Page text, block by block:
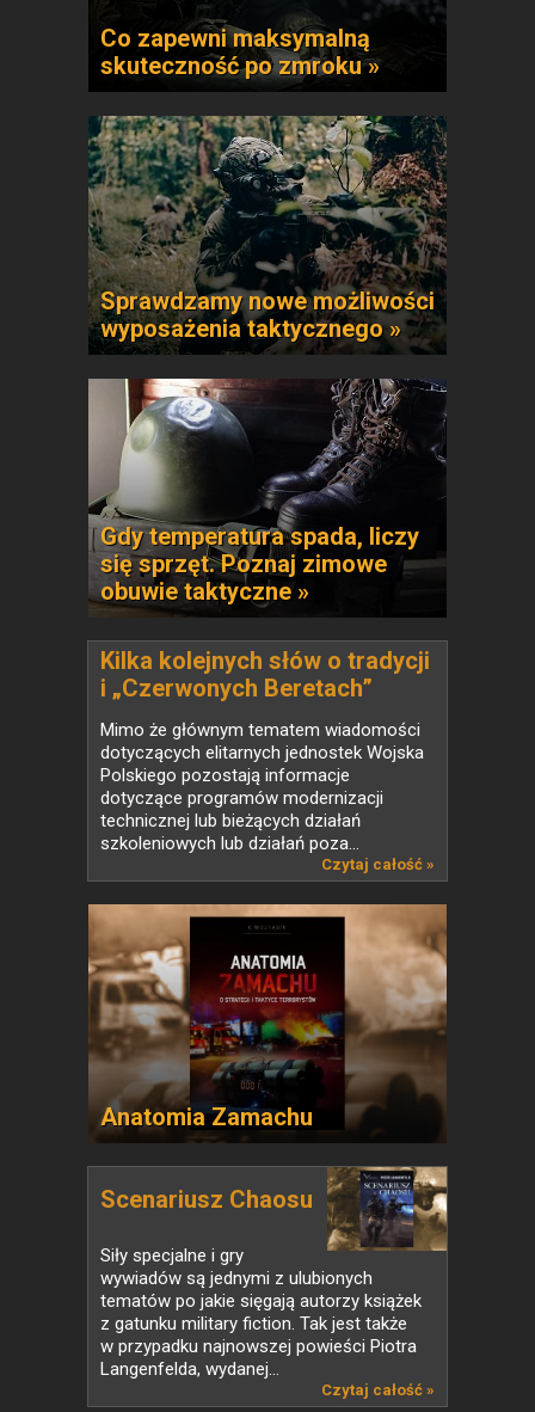
Co zapewni maksymalną
skuteczność po zmroku »
Sprawdzamy nowe możliwości
wyposażenia taktycznego »
Gdy temperatura spada, liczy
się sprzęt. Poznaj zimowe
obuwie taktyczne »
Kilka kolejnych słów o tradycji
i „Czerwonych Beretach”
Mimo że głównym tematem wiadomości
dotyczących elitarnych jednostek Wojska
Polskiego pozostają informacje
dotyczące programów modernizacji
technicznej lub bieżących działań
szkoleniowych lub działań poza...
Czytaj całość »
Anatomia Zamachu
Scenariusz Chaosu
Siły specjalne i gry
wywiadów są jednymi z ulubionych
tematów po jakie sięgają autorzy książek
z gatunku military fiction. Tak jest także
w przypadku najnowszej powieści Piotra
Langenfelda, wydanej...
Czytaj całość »